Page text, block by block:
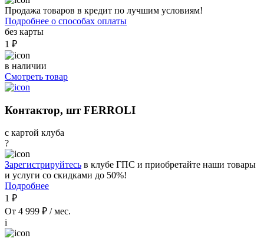
Продажа товаров в кредит по лучшим условиям!
Подробнее о способах оплаты
без карты
1 ₽
в наличии
Смотреть товар
Контактор, шт FERROLI
с картой клуба
?
Зарегистрируйтесь в клубе ГПС и приобретайте наши товары
и услуги со скидками до 50%!
Подробнее
1 ₽
От 4 999 ₽ / мес.
i